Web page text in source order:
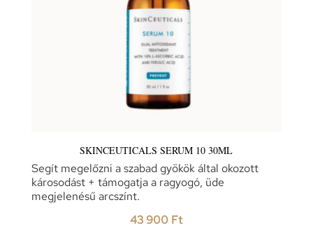
SKINCEUTICALS SERUM 10 30ML
Segít megelőzni a szabad gyökök által okozott
károsodást + támogatja a ragyogó, üde
megjelenésű arcszínt.
43 900 Ft